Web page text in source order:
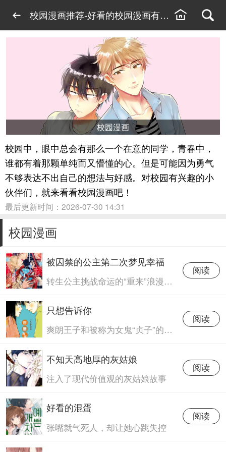
校园漫画推荐-好看的校园漫画有哪些-校园漫画
校园漫画
校园中，眼中总会有那么一个在意的同学，青春中，
谁都有着那颗单纯而又懵懂的心。但是可能因为勇气
不够表达不出自己的想法与好感。对校园有兴趣的小
伙伴们，就来看看校园漫画吧！
最后更新时间：2026-07-30 14:31
校园漫画
被囚禁的公主第二次梦见幸福
转生公主挑战命运的“重来”浪漫幻想
阅读
只想告诉你
爽朗王子和被称为女鬼“贞子”的校园喜剧
阅读
不知天高地厚的灰姑娘
注入了现代价值观的灰姑娘故事
阅读
好看的混蛋
张嘴就气死人，却让她心跳失控
阅读